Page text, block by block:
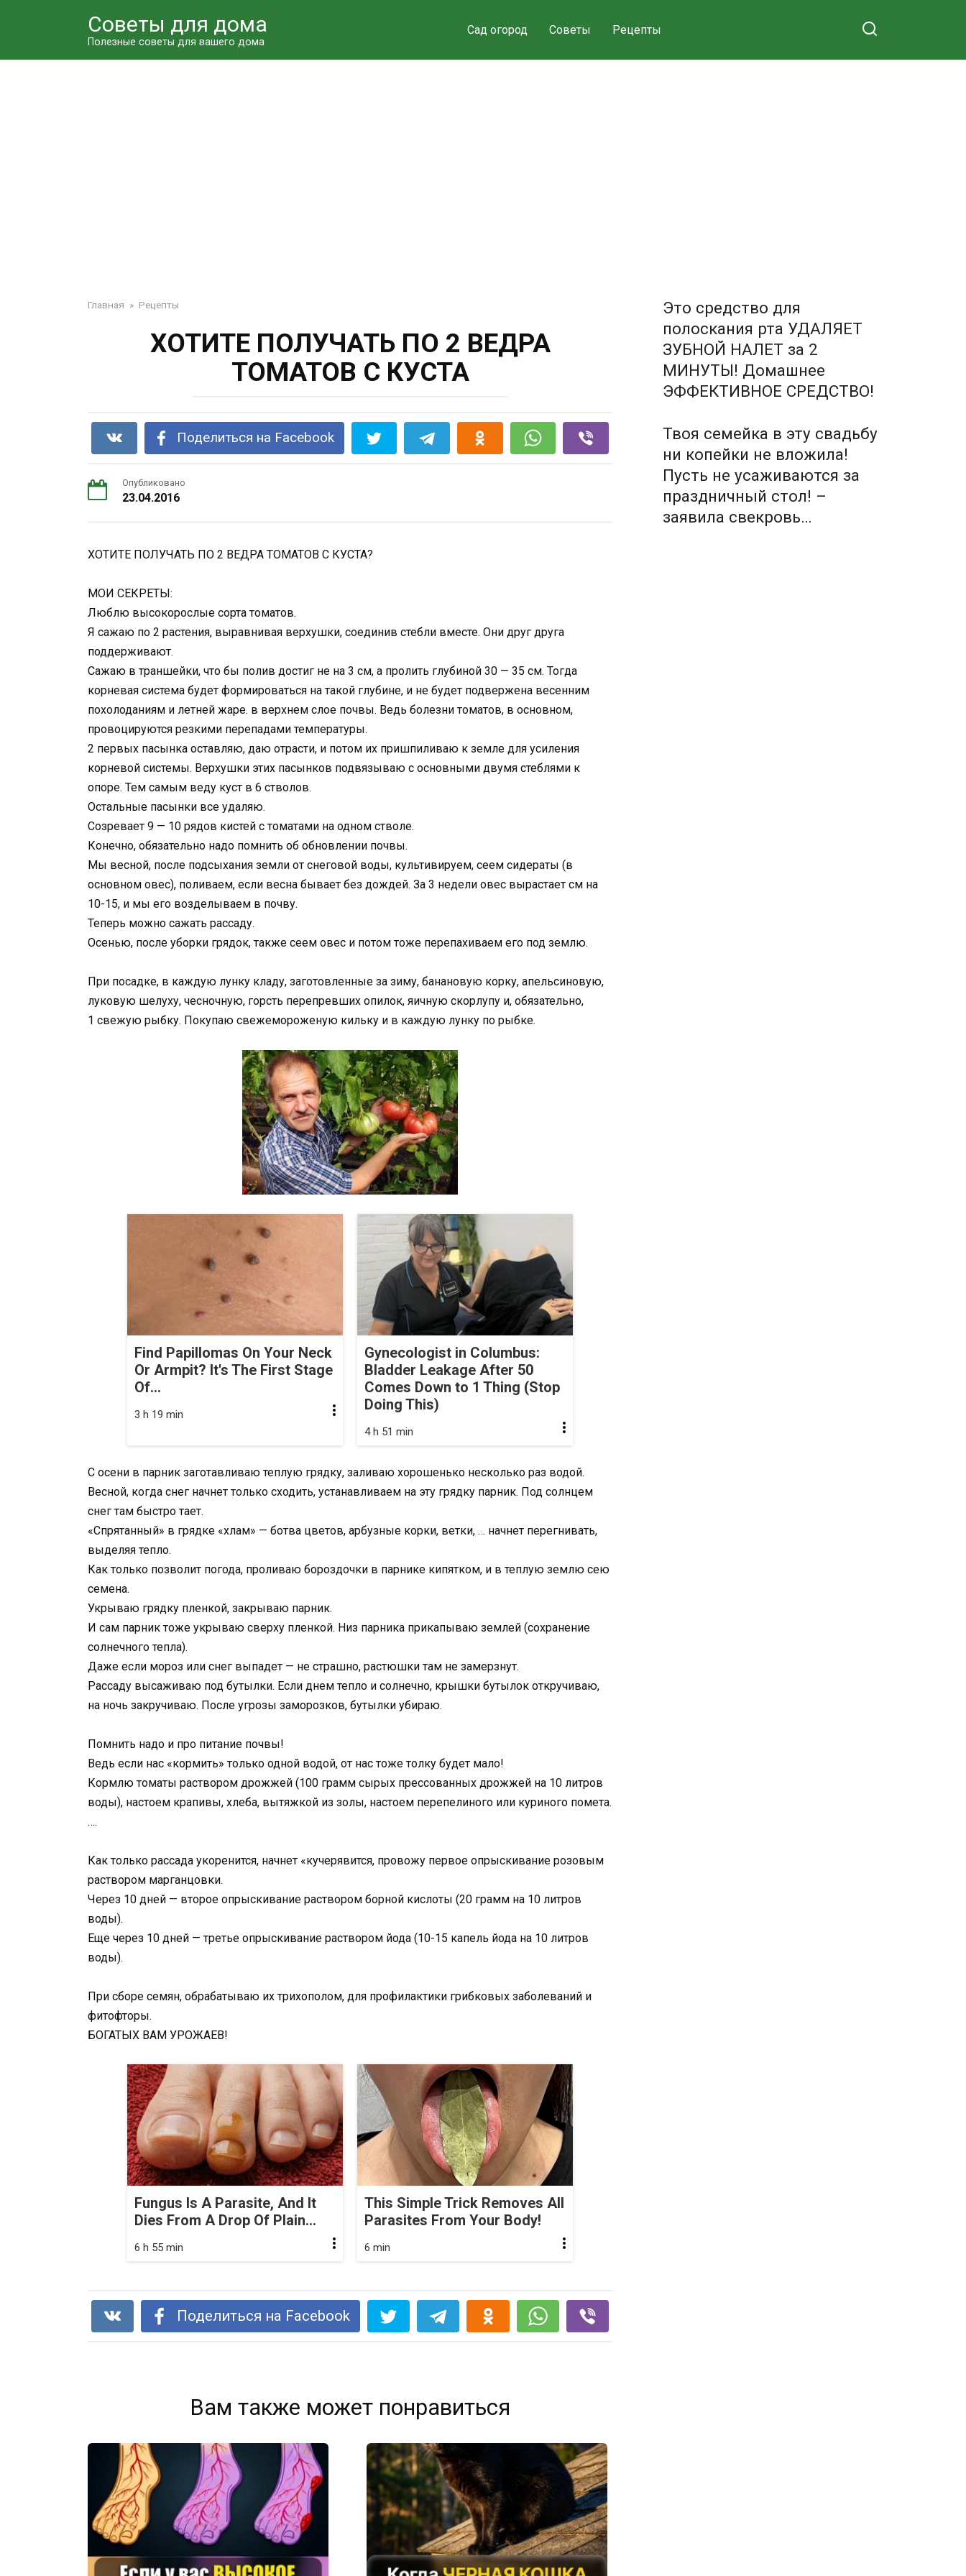
Советы для дома
Полезные советы для вашего дома
Сад огород Советы Рецепты
Главная » Рецепты
ХОТИТЕ ПОЛУЧАТЬ ПО 2 ВЕДРА
ТОМАТОВ С КУСТА
Поделиться на Facebook
Опубликовано
23.04.2016
ХОТИТЕ ПОЛУЧАТЬ ПО 2 ВЕДРА ТОМАТОВ С КУСТА?
МОИ СЕКРЕТЫ:
Люблю высокорослые сорта томатов.
Я сажаю по 2 растения, выравнивая верхушки, соединив стебли вместе. Они друг друга
поддерживают.
Сажаю в траншейки, что бы полив достиг не на 3 см, а пролить глубиной 30 — 35 см. Тогда
корневая система будет формироваться на такой глубине, и не будет подвержена весенним
похолоданиям и летней жаре. в верхнем слое почвы. Ведь болезни томатов, в основном,
провоцируются резкими перепадами температуры.
2 первых пасынка оставляю, даю отрасти, и потом их пришпиливаю к земле для усиления
корневой системы. Верхушки этих пасынков подвязываю с основными двумя стеблями к
опоре. Тем самым веду куст в 6 стволов.
Остальные пасынки все удаляю.
Созревает 9 — 10 рядов кистей с томатами на одном стволе.
Конечно, обязательно надо помнить об обновлении почвы.
Мы весной, после подсыхания земли от снеговой воды, культивируем, сеем сидераты (в
основном овес), поливаем, если весна бывает без дождей. За 3 недели овес вырастает см на
10-15, и мы его возделываем в почву.
Теперь можно сажать рассаду.
Осенью, после уборки грядок, также сеем овес и потом тоже перепахиваем его под землю.
При посадке, в каждую лунку кладу, заготовленные за зиму, банановую корку, апельсиновую,
луковую шелуху, чесночную, горсть перепревших опилок, яичную скорлупу и, обязательно,
1 свежую рыбку. Покупаю свежемороженую кильку и в каждую лунку по рыбке.
Find Papillomas On Your Neck
Or Armpit? It's The First Stage
Of...
3 h 19 min
Gynecologist in Columbus:
Bladder Leakage After 50
Comes Down to 1 Thing (Stop
Doing This)
4 h 51 min
С осени в парник заготавливаю теплую грядку, заливаю хорошенько несколько раз водой.
Весной, когда снег начнет только сходить, устанавливаем на эту грядку парник. Под солнцем
снег там быстро тает.
«Спрятанный» в грядке «хлам» — ботва цветов, арбузные корки, ветки, … начнет перегнивать,
выделяя тепло.
Как только позволит погода, проливаю бороздочки в парнике кипятком, и в теплую землю сею
семена.
Укрываю грядку пленкой, закрываю парник.
И сам парник тоже укрываю сверху пленкой. Низ парника прикапываю землей (сохранение
солнечного тепла).
Даже если мороз или снег выпадет — не страшно, растюшки там не замерзнут.
Рассаду высаживаю под бутылки. Если днем тепло и солнечно, крышки бутылок откручиваю,
на ночь закручиваю. После угрозы заморозков, бутылки убираю.
Помнить надо и про питание почвы!
Ведь если нас «кормить» только одной водой, от нас тоже толку будет мало!
Кормлю томаты раствором дрожжей (100 грамм сырых прессованных дрожжей на 10 литров
воды), настоем крапивы, хлеба, вытяжкой из золы, настоем перепелиного или куриного помета.
….
Как только рассада укоренится, начнет «кучерявится, провожу первое опрыскивание розовым
раствором марганцовки.
Через 10 дней — второе опрыскивание раствором борной кислоты (20 грамм на 10 литров
воды).
Еще через 10 дней — третье опрыскивание раствором йода (10-15 капель йода на 10 литров
воды).
При сборе семян, обрабатываю их трихополом, для профилактики грибковых заболеваний и
фитофторы.
БОГАТЫХ ВАМ УРОЖАЕВ!
Fungus Is A Parasite, And It
Dies From A Drop Of Plain...
6 h 55 min
This Simple Trick Removes All
Parasites From Your Body!
6 min
Поделиться на Facebook
Вам также может понравиться
Это средство для
полоскания рта УДАЛЯЕТ
ЗУБНОЙ НАЛЕТ за 2
МИНУТЫ! Домашнее
ЭФФЕКТИВНОЕ СРЕДСТВО!
Твоя семейка в эту свадьбу
ни копейки не вложила!
Пусть не усаживаются за
праздничный стол! –
заявила свекровь…